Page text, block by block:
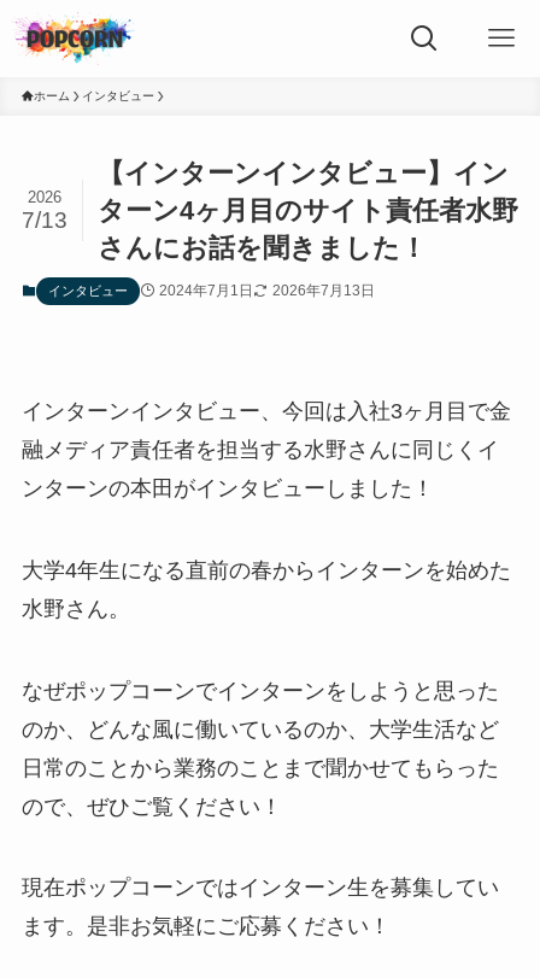
ホーム インタビュー
【インターンインタビュー】イン
ターン4ヶ月目のサイト責任者水野
さんにお話を聞きました！
2026
7/13
インタビュー 2024年7月1日 2026年7月13日
インターンインタビュー、今回は入社3ヶ月目で金
融メディア責任者を担当する水野さんに同じくイ
ンターンの本田がインタビューしました！
大学4年生になる直前の春からインターンを始めた
水野さん。
なぜポップコーンでインターンをしようと思った
のか、どんな風に働いているのか、大学生活など
日常のことから業務のことまで聞かせてもらった
ので、ぜひご覧ください！
現在ポップコーンではインターン生を募集してい
ます。是非お気軽にご応募ください！